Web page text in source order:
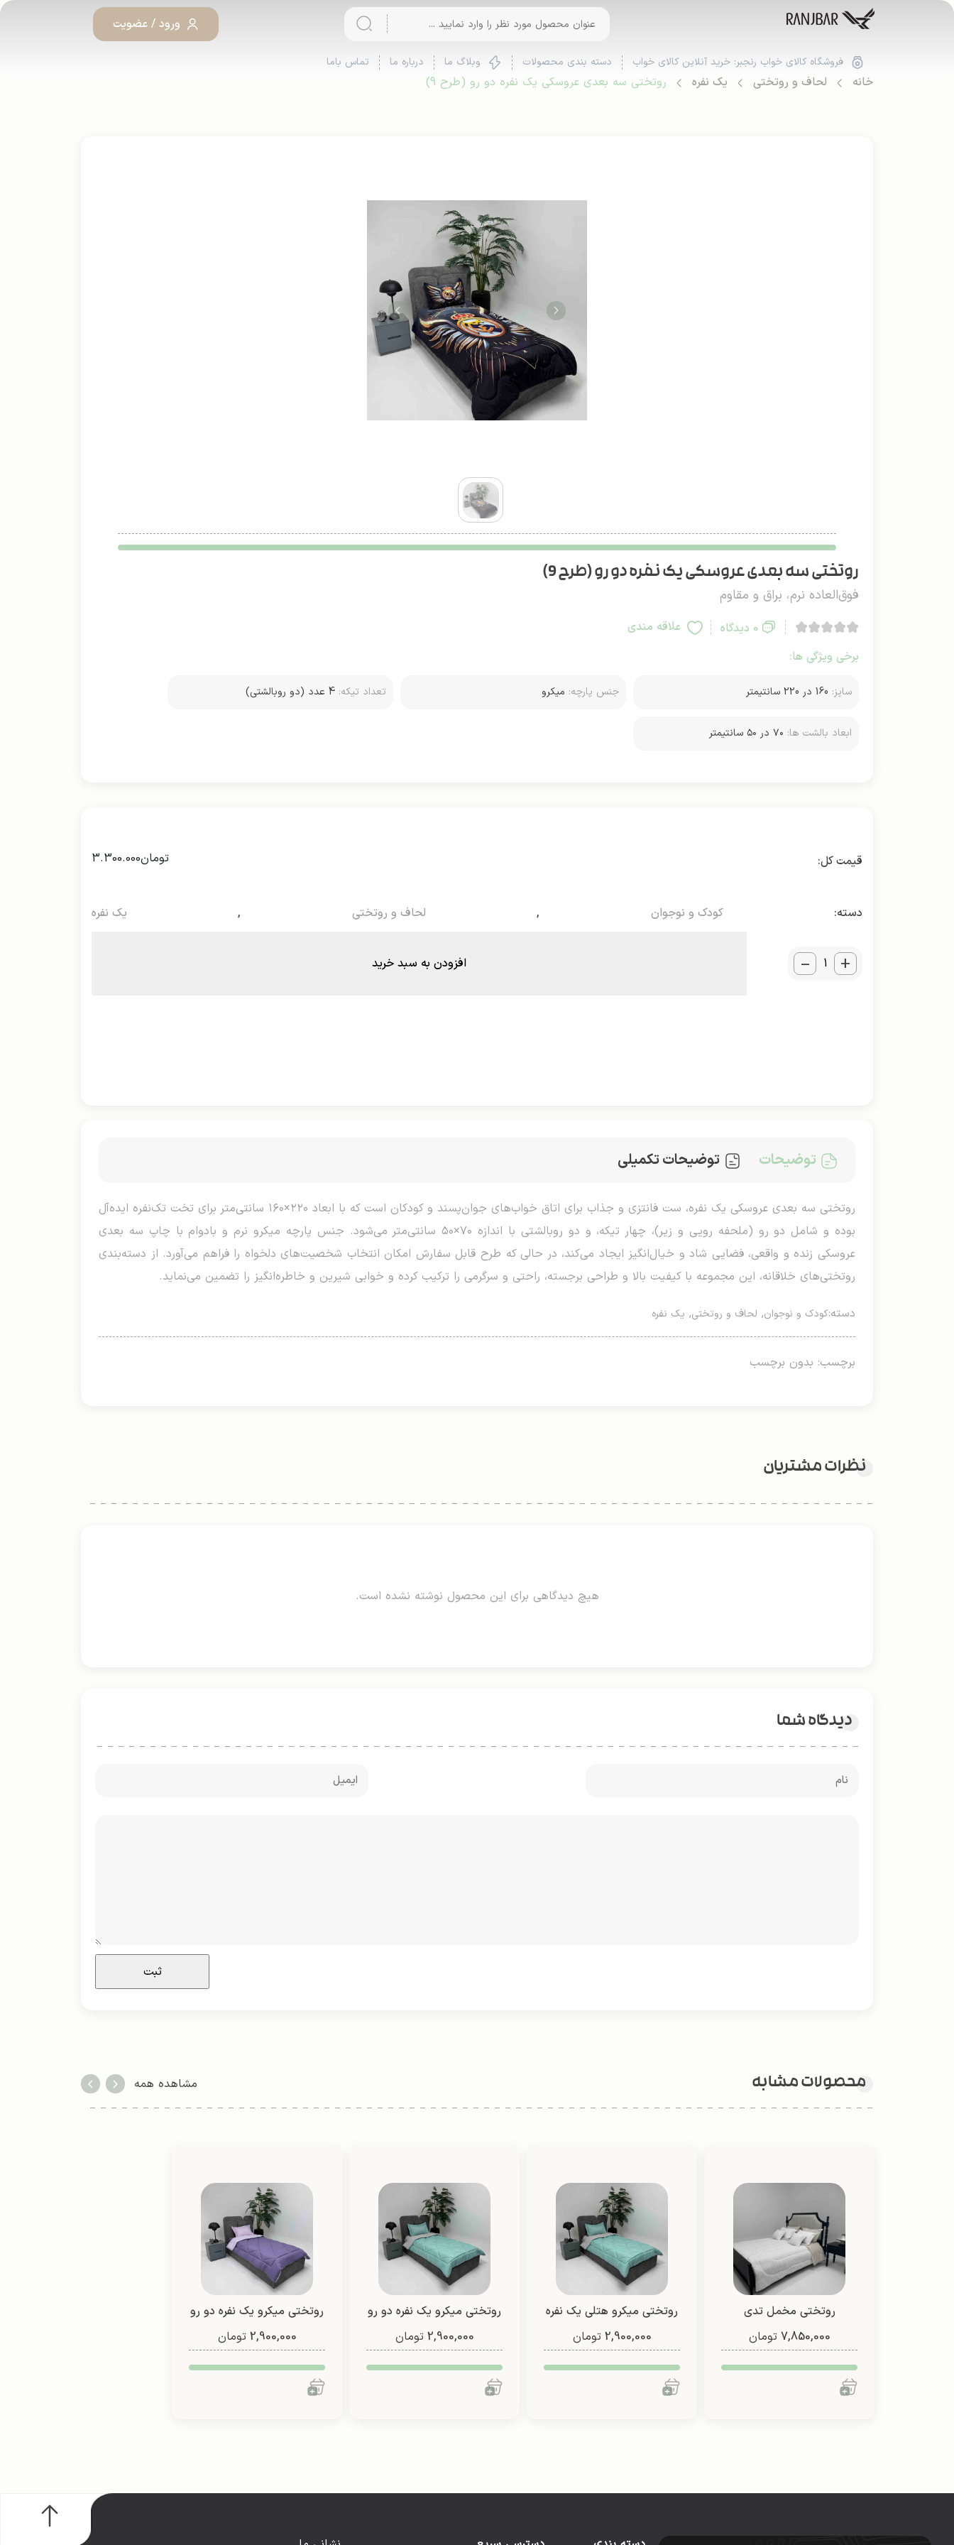
ورود / عضویت
فروشگاه کالای خواب رنجبر: خرید آنلاین کالای خواب دسته بندی محصولات وبلاگ ما درباره ما تماس باما
خانه لحاف و روتختی یک نفره روتختی سه بعدی عروسکی یک نفره دو رو (طرح 9)
روتختی سه بعدی عروسکی یک نفره دو رو (طرح 9)
فوق‌العاده نرم، براق و مقاوم
0 دیدگاه
علاقه مندی
برخی ویژگی ها:
سایز: 160 در 220 سانتیمتر جنس پارچه: میکرو تعداد تیکه: 4 عدد (دو روبالشتی)
ابعاد بالشت ها: ۷۰ در ۵۰ سانتیمتر
تومان3.300.000
دسته: کودک و نوجوان , لحاف و روتختی , یک نفره
_ + افزودن به سبد خرید
توضیحات توضیحات تکمیلی
روتختی سه بعدی عروسکی یک نفره، ست فانتزی و جذاب برای اتاق خواب‌های جوان‌پسند و کودکان است که با ابعاد ۲۲۰×۱۶۰ سانتی‌متر برای تخت تک‌نفره ایده‌آل
بوده و شامل دو رو (ملحفه رویی و زیر)، چهار تیکه، و دو روبالشتی با اندازه ۷۰×۵۰ سانتی‌متر می‌شود. جنس پارچه میکرو نرم و بادوام با چاپ سه بعدی
عروسکی زنده و واقعی، فضایی شاد و خیال‌انگیز ایجاد می‌کند، در حالی که طرح قابل سفارش امکان انتخاب شخصیت‌های دلخواه را فراهم می‌آورد. از دسته‌بندی
روتختی‌های خلاقانه، این مجموعه با کیفیت بالا و طراحی برجسته، راحتی و سرگرمی را ترکیب کرده و خوابی شیرین و خاطره‌انگیز را تضمین می‌نماید.
دسته:کودک و نوجوان, لحاف و روتختی, یک نفره
برچسب: بدون برچسب
نظرات مشتریان
هیچ دیدگاهی برای این محصول نوشته نشده است.
دیدگاه شما
محصولات مشابه مشاهده همه
روتختی مخمل تدی
7,850,000 تومان
روتختی میکرو هتلی یک نفره
دو رو (طرح 4)
2,900,000 تومان
روتختی میکرو یک نفره دو رو
(طرح 1)
2,900,000 تومان
روتختی میکرو یک نفره دو رو
(طرح 3)
2,900,000 تومان